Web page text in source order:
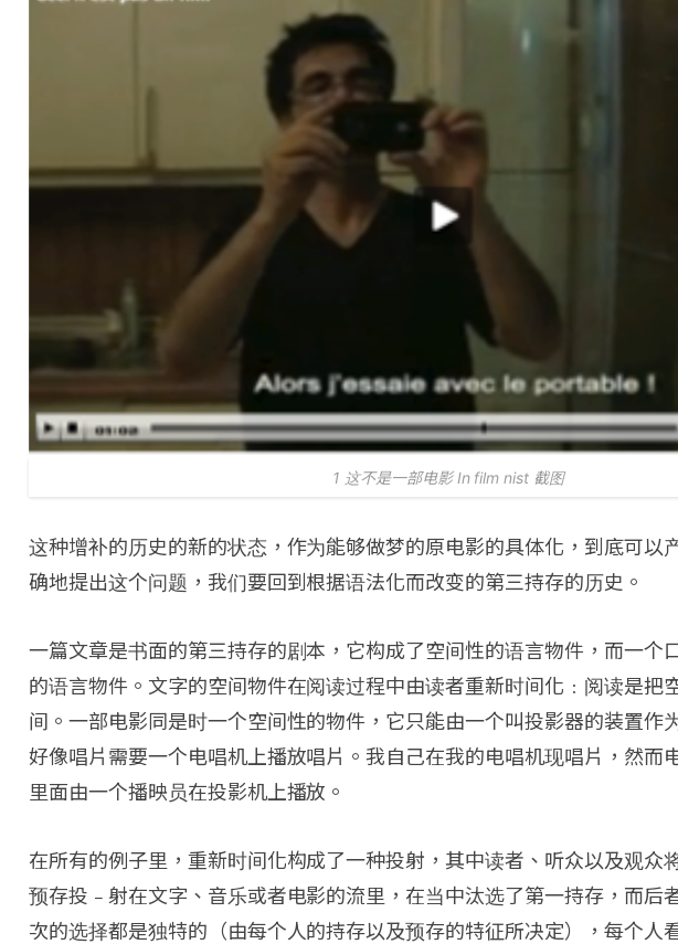
1 这不是一部电影 In film nist 截图
这种增补的历史的新的状态，作为能够做梦的原电影的具体化，到底可以
确地提出这个问题，我们要回到根据语法化而改变的第三持存的历史。
一篇文章是书面的第三持存的剧本，它构成了空间性的语言物件，而一个
的语言物件。文字的空间物件在阅读过程中由读者重新时间化﹕阅读是把
间。一部电影同是时一个空间性的物件，它只能由一个叫投影器的装置作
好像唱片需要一个电唱机上播放唱片。我自己在我的电唱机现唱片，然而
里面由一个播映员在投影机上播放。
在所有的例子里，重新时间化构成了一种投射，其中读者、听众以及观众
预存投﹣射在文字、音乐或者电影的流里，在当中汰选了第一持存，而后
次的选择都是独特的（由每个人的持存以及预存的特征所决定），每个人